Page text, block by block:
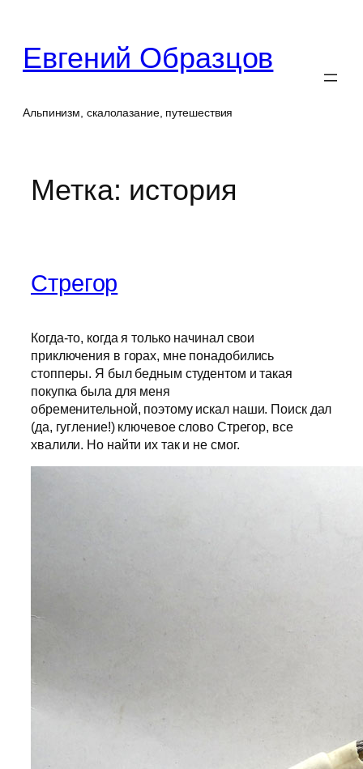
содержимому
Евгений Образцов
Альпинизм, скалолазание, путешествия
Метка: история
Стрегор
Когда-то, когда я только начинал свои
приключения в горах, мне понадобились
стопперы. Я был бедным студентом и такая
покупка была для меня
обременительной, поэтому искал наши. Поиск дал
(да, гугление!) ключевое слово Стрегор, все
хвалили. Но найти их так и не смог.